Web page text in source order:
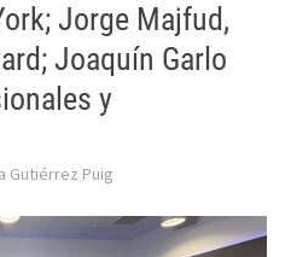
Jorge Majfud,
Joaquín Garlo
y
Gutiérrez Puig